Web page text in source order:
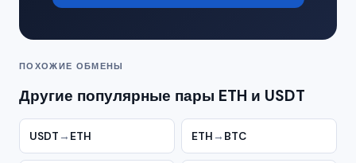
ПОХОЖИЕ ОБМЕНЫ
Другие популярные пары ETH и USDT
USDT → ETH ETH → BTC